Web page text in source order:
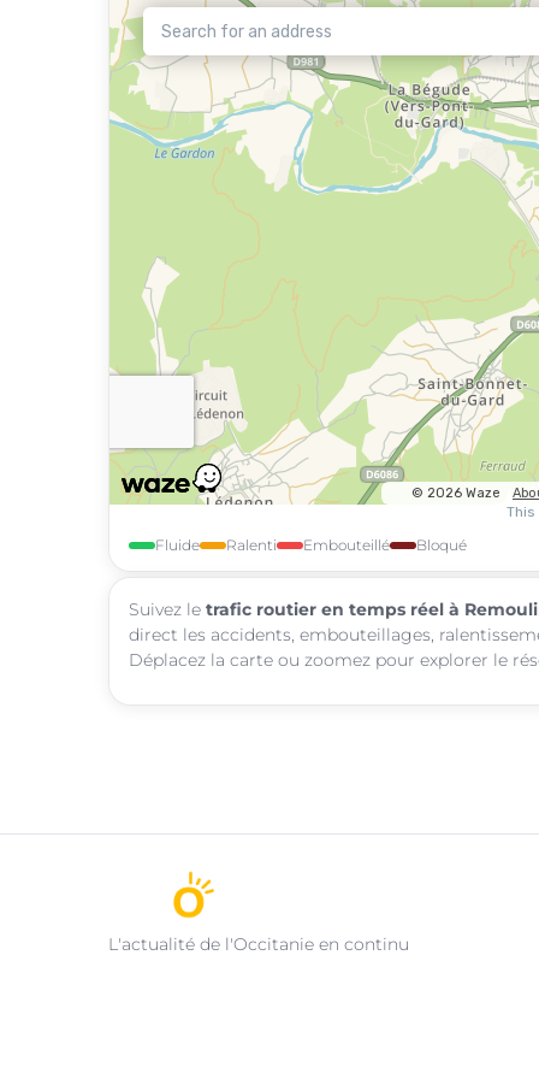
Fluide Ralenti Embouteillé Bloqué
Suivez le trafic routier en temps réel à
direct les accidents, embouteillages,
Déplacez la carte ou zoomez pour explorer le
L'actualité de l'Occitanie en continu